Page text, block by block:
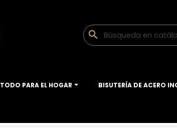
search
TODO PARA EL HOGAR BISUTERÍA DE ACERO